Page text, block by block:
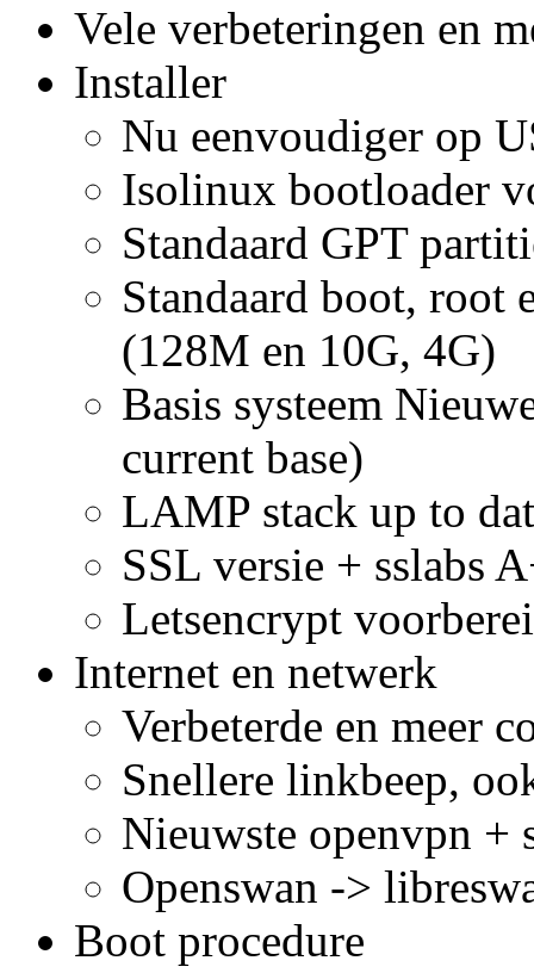
Vele verbeteringen en
Installer
Nu eenvoudiger op
Isolinux bootloader
Standaard GPT
Standaard boot, root
(128M en 10G, 4G)
Basis systeem
current base)
LAMP stack up to
SSL versie + sslabs
Letsencrypt
Internet en netwerk
Verbeterde en meer
Snellere linkbeep,
Nieuwste openvpn +
Openswan ->
Boot procedure